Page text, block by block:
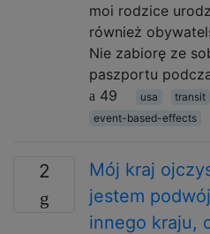
moi rodzice
również
Nie zabiorę ze
paszportu
49
usa transit
event-based-effects
2
Mój kraj
jestem
innego kraju,